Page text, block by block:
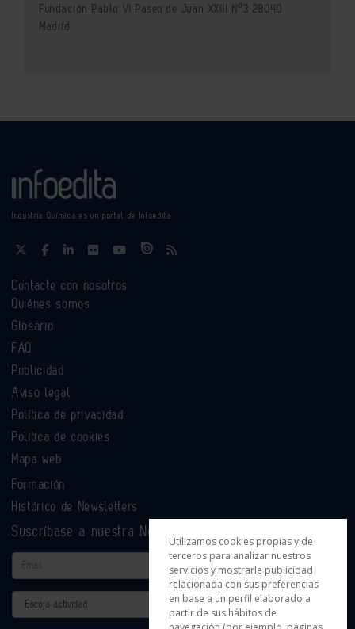
Fundación Pablo VI Paseo de Juan XXIII Nº3 28040
Madrid
Industria Química es un portal de Infoedita
Contacte con nosotros
Quiénes somos
Glosario
FAQ
Publicidad
Aviso legal
Política de privacidad
Política de cookies
Mapa web
Formación
Histórico de Newsletters
Suscríbase a nuestra Newsletter
Email
Actividad
Utilizamos cookies propias y de
terceros para analizar nuestros
servicios y mostrarle publicidad
relacionada con sus preferencias
en base a un perfil elaborado a
partir de sus hábitos de